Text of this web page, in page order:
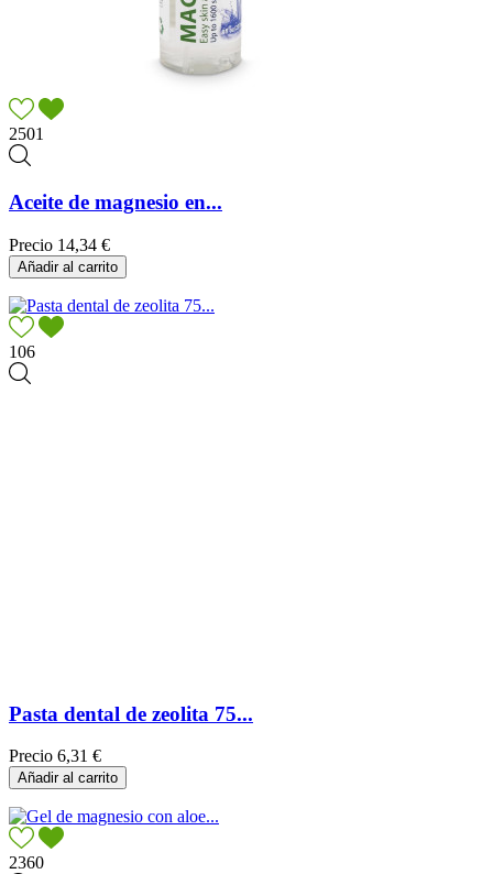
2501
Aceite de magnesio en...
Precio 14,34 €
Añadir al carrito
106
Pasta dental de zeolita 75...
Precio 6,31 €
Añadir al carrito
2360